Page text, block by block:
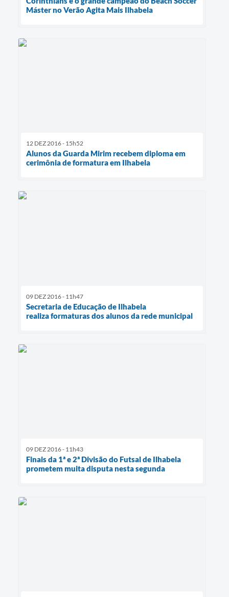
Máster no Verão Agita Mais Ilhabela
12 DEZ 2016 - 15h52
Alunos da Guarda Mirim recebem diploma em
cerimônia de formatura em Ilhabela
09 DEZ 2016 - 11h47
Secretaria de Educação de Ilhabela
realiza formaturas dos alunos da rede municipal
09 DEZ 2016 - 11h43
Finais da 1ª e 2ª Divisão do Futsal de Ilhabela
prometem muita disputa nesta segunda